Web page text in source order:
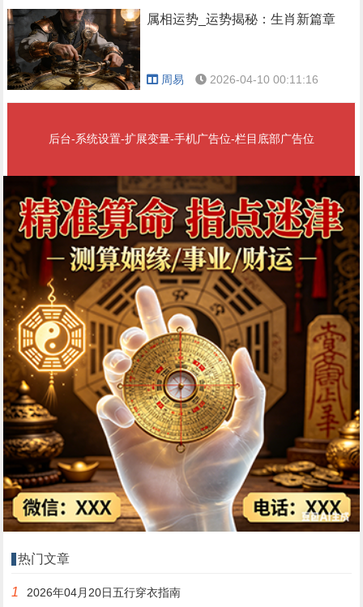
属相运势_运势揭秘：生肖新篇章
周易 2026-04-10 00:11:16
后台-系统设置-扩展变量-手机广告位-栏目底部广告位
热门文章
1 2026年04月20日五行穿衣指南